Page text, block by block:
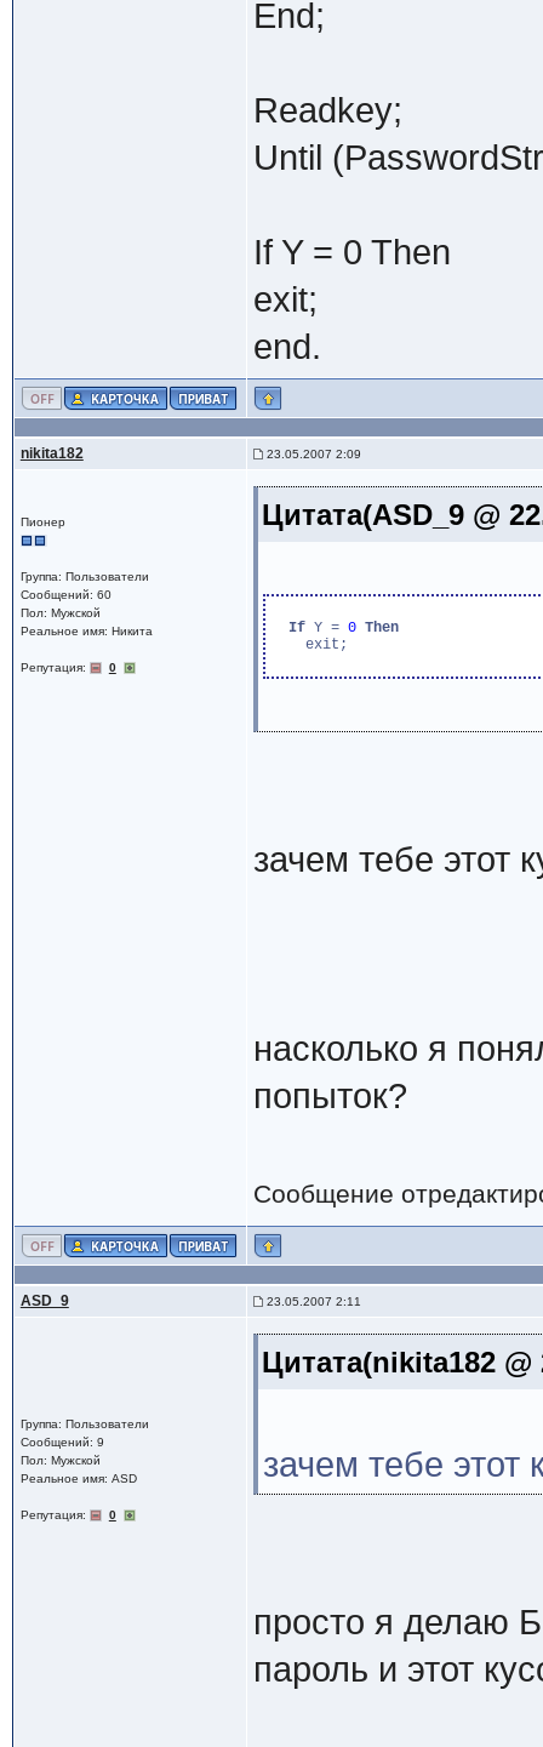
End;
Readkey;
Until
If Y = 0 Then
exit;
end.
nikita182 23.05.2007 2:09
Пионер
Группа: Пользователи
Сообщений: 60
Пол: Мужской
Реальное имя: Никита
Репутация: 0
Цитата(ASD_9 @
If Y = 0 Then
    exit;
зачем тебе этот
насколько я
попыток?
Сообщение
ASD_9 23.05.2007 2:11
Группа: Пользователи
Сообщений: 9
Пол: Мужской
Реальное имя: ASD
Репутация: 0
Цитата(nikita182
зачем тебе этот
просто я делаю
пароль и этот